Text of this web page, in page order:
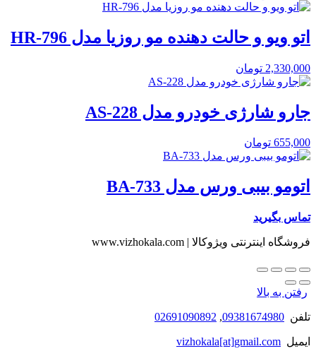
اتو ویو و حالت دهنده مو روزیا مدل HR-796
2,330,000 تومان
جارو شارژی خودرو مدل AS-228
655,000 تومان
اتومو بیبی ورس مدل BA-733
تماس بگیرید
فروشگاه اینترنتی ویژوکالا | www.vizhokala.com
رفتن به بالا
تلفن 09381674980
,
02691090892
ایمیل vizhokala[at]gmail.com